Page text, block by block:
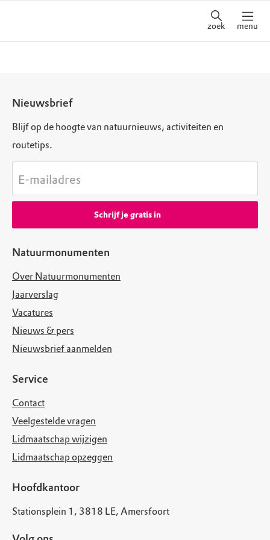
zoek menu
Natuurmonumenten
Over Natuurmonumenten
Jaarverslag
Vacatures
Nieuws & pers
Nieuwsbrief aanmelden
Service
Contact
Veelgestelde vragen
Lidmaatschap wijzigen
Lidmaatschap opzeggen
Hoofdkantoor
Stationsplein 1, 3818 LE, Amersfoort
Nieuwsbrief
Blijf op de hoogte van natuurnieuws, activiteiten en
routetips.
E-mailadres
Schrijf je gratis in